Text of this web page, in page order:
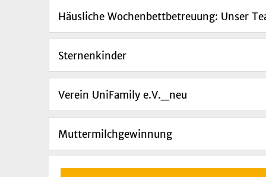
Häusliche Wochenbettbetreuung: Unser
Sternenkinder
Verein UniFamily e.V._neu
Muttermilchgewinnung